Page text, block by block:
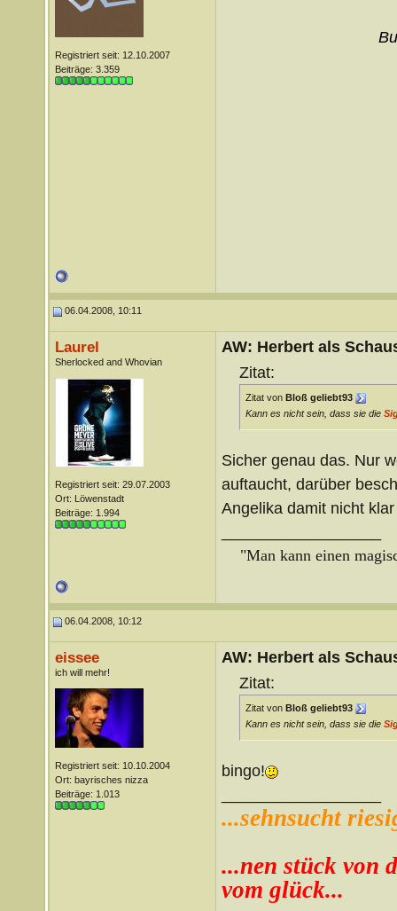
Registriert seit: 12.10.2007
Beiträge: 3.359
06.04.2008, 10:11
Laurel
Sherlocked and Whovian
Registriert seit: 29.07.2003
Ort: Löwenstadt
Beiträge: 1.994
AW: Herbert als
Zitat:
Zitat von Bloß geliebt93
Kann es nicht sein, dass sie die
Sicher genau das. Nur
auftaucht, darüber
Angelika damit nicht
"Man kann einen
06.04.2008, 10:12
eissee
ich will mehr!
Registriert seit: 10.10.2004
Ort: bayrisches nizza
Beiträge: 1.013
AW: Herbert als
Zitat:
Zitat von Bloß geliebt93
Kann es nicht sein, dass sie die
bingo!
...sehnsucht
...nen stück von
vom glück...